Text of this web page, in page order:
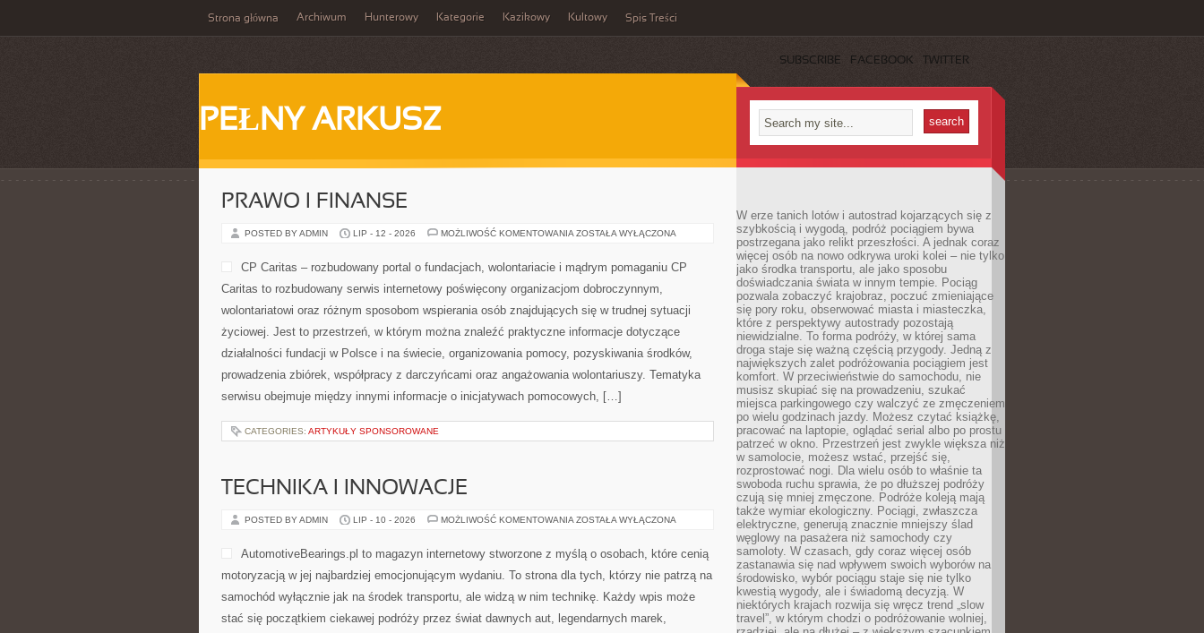
Strona główna Archiwum Hunterowy Kategorie Kazikowy Kultowy Spis Treści
SUBSCRIBE FACEBOOK TWITTER
PEŁNY ARKUSZ
PRAWO I FINANSE
POSTED BY ADMIN LIP - 12 - 2026 MOŻLIWOŚĆ KOMENTOWANIA PRAWO
ZOSTAŁA WYŁĄCZONA
CP Caritas – rozbudowany portal o fundacjach, wolontariacie i mądrym pomaganiu CP
Caritas to rozbudowany serwis internetowy poświęcony organizacjom dobroczynnym,
wolontariatowi oraz różnym sposobom wspierania osób znajdujących się w trudnej sytuacji
życiowej. Jest to przestrzeń, w którym można znaleźć praktyczne informacje dotyczące
działalności fundacji w Polsce i na świecie, organizowania pomocy, pozyskiwania środków,
prowadzenia zbiórek, współpracy z darczyńcami oraz angażowania wolontariuszy. Tematyka
serwisu obejmuje między innymi informacje o inicjatywach pomocowych, […]
CATEGORIES: ARTYKUŁY SPONSOROWANE
TECHNIKA I INNOWACJE
POSTED BY ADMIN LIP - 10 - 2026 MOŻLIWOŚĆ KOMENTOWANIA TECHNIKA
ZOSTAŁA WYŁĄCZONA
AutomotiveBearings.pl to magazyn internetowy stworzone z myślą o osobach, które cenią
motoryzacją w jej najbardziej emocjonującym wydaniu. To strona dla tych, którzy nie patrzą na
samochód wyłącznie jak na środek transportu, ale widzą w nim technikę. Każdy wpis może
stać się początkiem ciekawej podróży przez świat dawnych aut, legendarnych marek,
W erze tanich lotów i autostrad kojarzących się z
szybkością i wygodą, podróż pociągiem bywa
postrzegana jako relikt przeszłości. A jednak coraz
więcej osób na nowo odkrywa uroki kolei – nie tylko
jako środka transportu, ale jako sposobu
doświadczania świata w innym tempie. Pociąg
pozwala zobaczyć krajobraz, poczuć zmieniające
się pory roku, obserwować miasta i miasteczka,
które z perspektywy autostrady pozostają
niewidzialne. To forma podróży, w której sama
droga staje się ważną częścią przygody. Jedną z
największych zalet podróżowania pociągiem jest
komfort. W przeciwieństwie do samochodu, nie
musisz skupiać się na prowadzeniu, szukać
miejsca parkingowego czy walczyć ze zmęczeniem
po wielu godzinach jazdy. Możesz czytać książkę,
pracować na laptopie, oglądać serial albo po prostu
patrzeć w okno. Przestrzeń jest zwykle większa niż
w samolocie, możesz wstać, przejść się,
rozprostować nogi. Dla wielu osób to właśnie ta
swoboda ruchu sprawia, że po dłuższej podróży
czują się mniej zmęczone. Podróże koleją mają
także wymiar ekologiczny. Pociągi, zwłaszcza
elektryczne, generują znacznie mniejszy ślad
węglowy na pasażera niż samochody czy
samoloty. W czasach, gdy coraz więcej osób
zastanawia się nad wpływem swoich wyborów na
środowisko, wybór pociągu staje się nie tylko
kwestią wygody, ale i świadomą decyzją. W
niektórych krajach rozwija się wręcz trend „slow
travel”, w którym chodzi o podróżowanie wolniej,